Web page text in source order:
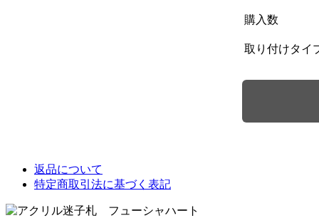
購入数
取り付けタイ
返品について
特定商取引法に基づく表記